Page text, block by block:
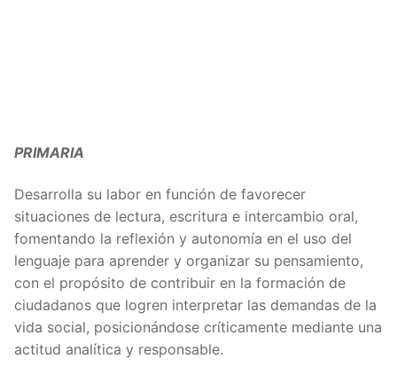
PRIMARIA
Desarrolla su labor en función de favorecer
situaciones de lectura, escritura e intercambio oral,
fomentando la reflexión y autonomía en el uso del
lenguaje para aprender y organizar su pensamiento,
con el propósito de contribuir en la formación de
ciudadanos que logren interpretar las demandas de la
vida social, posicionándose críticamente mediante una
actitud analítica y responsable.